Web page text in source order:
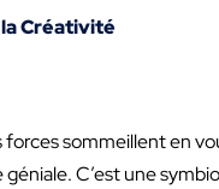
Créativité
sommeillent en
C’est une